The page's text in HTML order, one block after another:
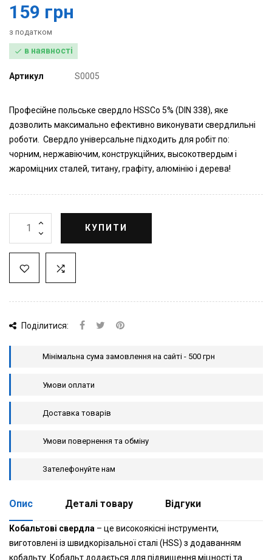
159 грн
з податком
 в наявності
Артикул S0005
Професійне польське свердло HSSCo 5% (DIN 338), яке
дозволить максимально ефективно виконувати свердлильні
роботи. Свердло універсальне підходить для робіт по:
чорним, нержавіючим, конструкційних, высокотвердым і
жароміцних сталей, титану, графіту, алюмінію і дерева!
КУПИТИ
Поділитися:
Мінімальна сума замовлення на сайті - 500 грн
Умови оплати
Доставка товарів
Умови повернення та обміну
Зателефонуйте нам
Опис Деталі товару Відгуки
Кобальтові свердла – це високоякісні інструменти,
виготовлені із швидкорізальної сталі (HSS) з додаванням
кобальту. Кобальт додається для підвищення міцності та